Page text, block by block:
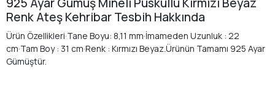
Renk Ateş Kehribar Tesbih Hakkında
Ürün Özellikleri·Tane Boyu: 8,11 mm·İmameden Uzunluk : 22
cm·Tam Boy : 31 cm·Renk : Kırmızı Beyaz.Ürünün Tamamı 925 Ayar
Gümüştür.